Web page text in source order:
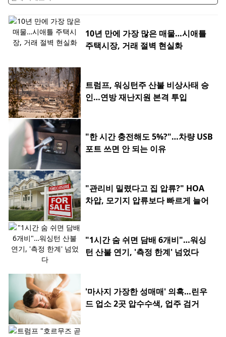
10년 만에 가장 많은 매물…시애틀
주택시장, 거래 절벽 현실화
트럼프, 워싱턴주 산불 비상사태 승
인…연방 재난지원 본격 투입
"한 시간 충전해도 5%?"…차량 USB
포트 쓰면 안 되는 이유
"관리비 밀렸다고 집 압류?" HOA
차압, 모기지 압류보다 빠르게 늘어
"1시간 숨 쉬면 담배 6개비"…워싱
턴 산불 연기, '측정 한계' 넘었다
'마사지 가장한 성매매' 의혹…린우
드 업소 2곳 압수수색, 업주 검거